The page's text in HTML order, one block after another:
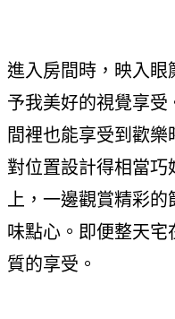
進入房間時，映入眼
予我美好的視覺享
間裡也能享受到歡
對位置設計得相當
上，一邊觀賞精彩
味點心。即便整天
質的享受。